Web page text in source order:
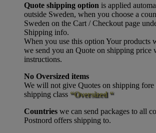
Quote shipping option is applied
outside Sweden, when you choose a
Sweden on the Cart / Checkout page
Shipping info.
When you use this option Your products
we send you an Quote on shipping price
instructions.
No Oversized items
We will not give Quotes on shipping
shipping class “Oversized “
Countries we can send packages to all
Postnord offers shipping to.